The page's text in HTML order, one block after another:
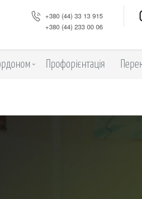
+380 (44) 33 13 915
+380 (44) 233 00 06
Профорієнтація